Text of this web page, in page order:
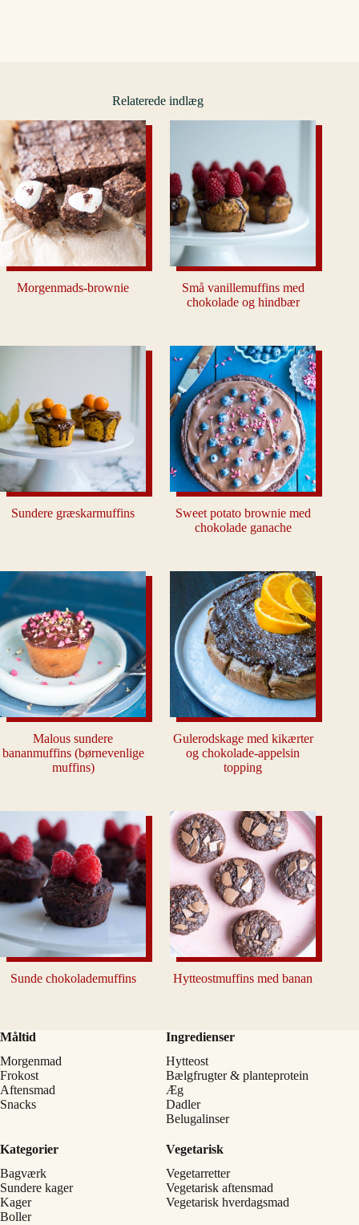
Relaterede indlæg
Morgenmads-brownie
Små vanillemuffins med
chokolade og hindbær
Sundere græskarmuffins
Sweet potato brownie med
chokolade ganache
Malous sundere
bananmuffins (børnevenlige
muffins)
Gulerodskage med kikærter
og chokolade-appelsin
topping
Sunde chokolademuffins Hytteostmuffins med banan
Måltid
Morgenmad
Frokost
Aftensmad
Snacks
Ingredienser
Hytteost
Bælgfrugter & planteprotein
Æg
Dadler
Belugalinser
Kategorier
Bagværk
Sundere kager
Kager
Boller
Vegetarisk
Vegetarretter
Vegetarisk aftensmad
Vegetarisk hverdagsmad